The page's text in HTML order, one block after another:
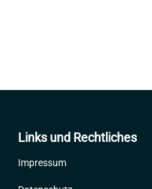
Links und Rechtliches
Impressum